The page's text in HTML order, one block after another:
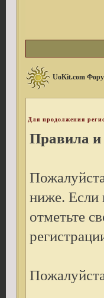
UoKit.com
Для продолжения
Правила
ниже. Если
отметьте